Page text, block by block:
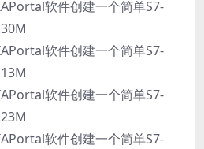
软件创建一个简单S7-
软件创建一个简单S7-
软件创建一个简单S7-
软件创建一个简单S7-